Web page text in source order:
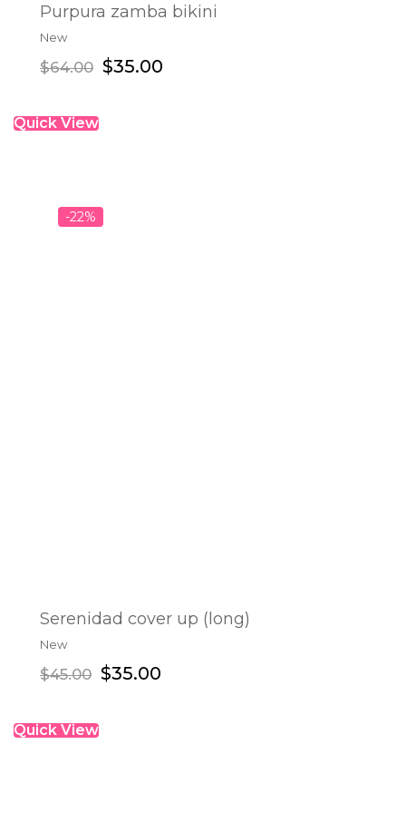
Purpura zamba bikini
New
$64.00 $35.00
Quick View
-22%
Serenidad cover up (long)
New
$45.00 $35.00
Quick View